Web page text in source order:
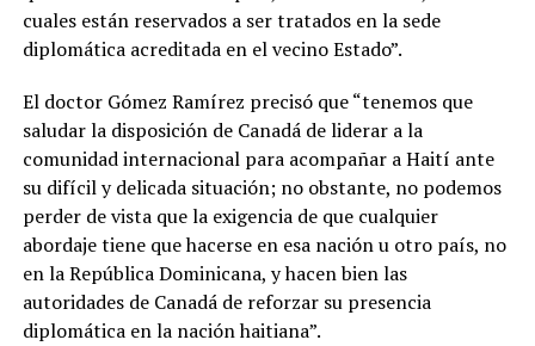
cuales están reservados a ser tratados en la sede
diplomática acreditada en el vecino Estado”.
El doctor Gómez Ramírez precisó que “tenemos que
saludar la disposición de Canadá de liderar a la
comunidad internacional para acompañar a Haití ante
su difícil y delicada situación; no obstante, no podemos
perder de vista que la exigencia de que cualquier
abordaje tiene que hacerse en esa nación u otro país, no
en la República Dominicana, y hacen bien las
autoridades de Canadá de reforzar su presencia
diplomática en la nación haitiana”.